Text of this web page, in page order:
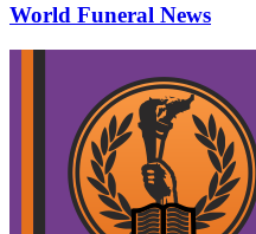
World Funeral News